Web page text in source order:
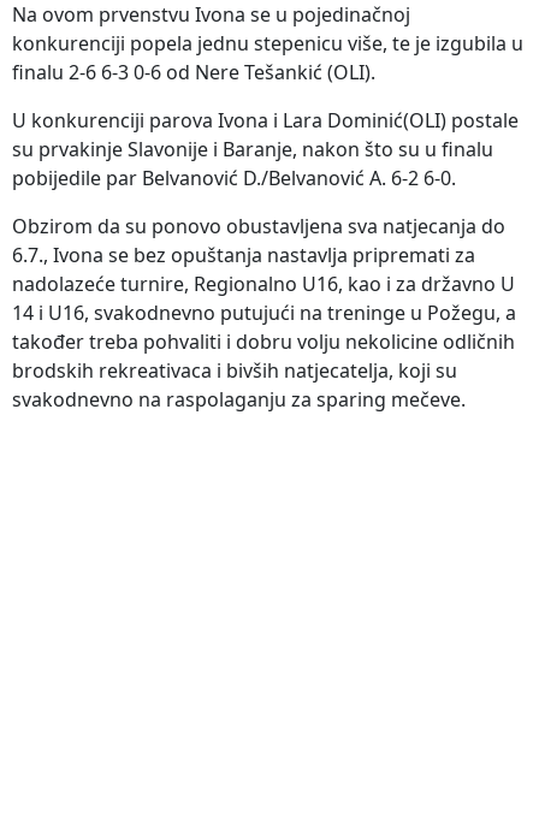
Na ovom prvenstvu Ivona se u pojedinačnoj
konkurenciji popela jednu stepenicu više, te je izgubila u
finalu 2-6 6-3 0-6 od Nere Tešankić (OLI).
U konkurenciji parova Ivona i Lara Dominić(OLI) postale
su prvakinje Slavonije i Baranje, nakon što su u finalu
pobijedile par Belvanović D./Belvanović A. 6-2 6-0.
Obzirom da su ponovo obustavljena sva natjecanja do
6.7., Ivona se bez opuštanja nastavlja pripremati za
nadolazeće turnire, Regionalno U16, kao i za državno U
14 i U16, svakodnevno putujući na treninge u Požegu, a
također treba pohvaliti i dobru volju nekolicine odličnih
brodskih rekreativaca i bivših natjecatelja, koji su
svakodnevno na raspolaganju za sparing mečeve.